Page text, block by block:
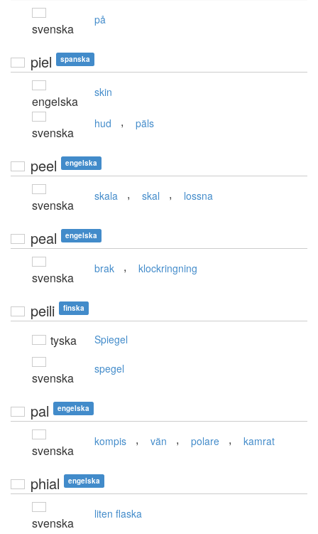
svenska
på
piel spanska
engelska
skin
svenska
hud , päls
peel engelska
svenska
skala , skal , lossna
peal engelska
svenska
brak , klockringning
peili finska
tyska Spiegel
svenska
spegel
pal engelska
svenska
kompis , vän , polare , kamrat
phial engelska
svenska
liten flaska